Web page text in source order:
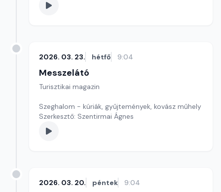
2026. 03. 23. hétfő 9:04
Messzelátó
Turisztikai magazin
Szeghalom - kúriák, gyűjtemények, kovász műhely
Szerkesztő: Szentirmai Ágnes
2026. 03. 20. péntek 9:04